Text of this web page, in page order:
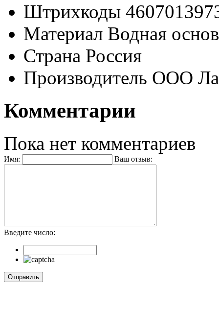
Штрихкоды
Материал Водная
Страна Россия
Производитель ООО
Комментарии
Пока нет комментариев
Имя: Ваш отзыв:
Введите число: